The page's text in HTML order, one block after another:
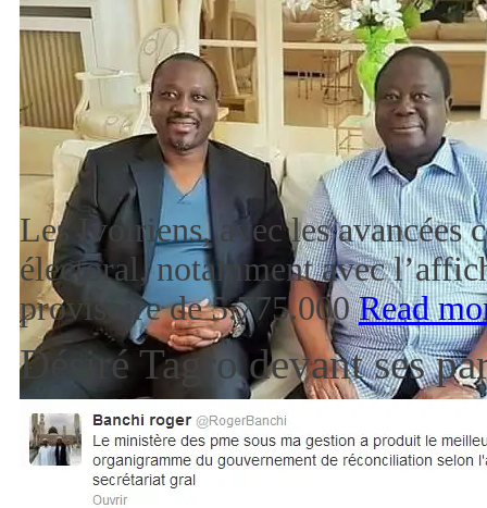
Les Ivoiriens, avec les avancées
électoral, notamment avec
provisoire de 5.775.000Read
Désiré Tagro devant ses